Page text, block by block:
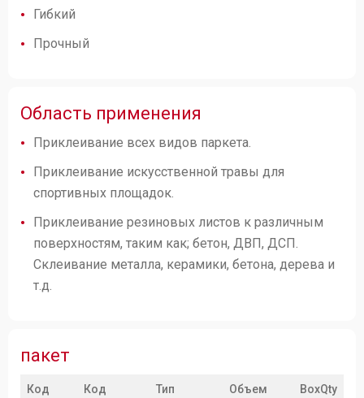
Гибкий
Прочный
Область применения
Приклеивание всех видов паркета.
Приклеивание искусственной травы для
спортивных площадок.
Приклеивание резиновых листов к различным
поверхностям, таким как; бетон, ДВП, ДСП.
Склеивание металла, керамики, бетона, дерева и
т.д.
пакет
Код
Код
Тип Объем BoxQty